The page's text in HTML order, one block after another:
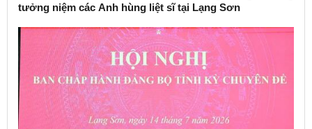
tưởng niệm các Anh hùng liệt sĩ tại Lạng Sơn